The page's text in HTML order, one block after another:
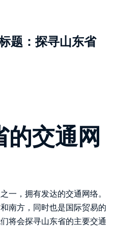
题：探寻山东省
的交通网
一，拥有发达的交通网络。
南方，同时也是国际贸易的
将会探寻山东省的主要交通